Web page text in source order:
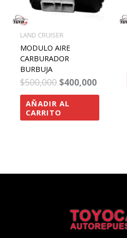
LAND CRUISER
MODULO AIRE
CARBURADOR
BURBUJA
$500,000 $400,000
AÑADIR AL
CARRITO